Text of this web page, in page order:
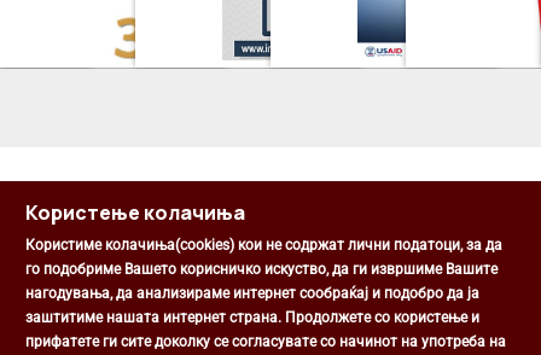
Општина Центар
Михаил Цоков бр. 1, Скопје
Користење колачиња
Користиме колачиња(cookies) кои не содржат лични податоци, за да
го подобриме Вашето корисничко искуство, да ги извршиме Вашите
нагодувања, да анализираме интернет сообраќај и подобро да ја
заштитиме нашата интернет страна. Продолжете со користење и
прифатете ги сите доколку се согласувате со начинот на употреба на